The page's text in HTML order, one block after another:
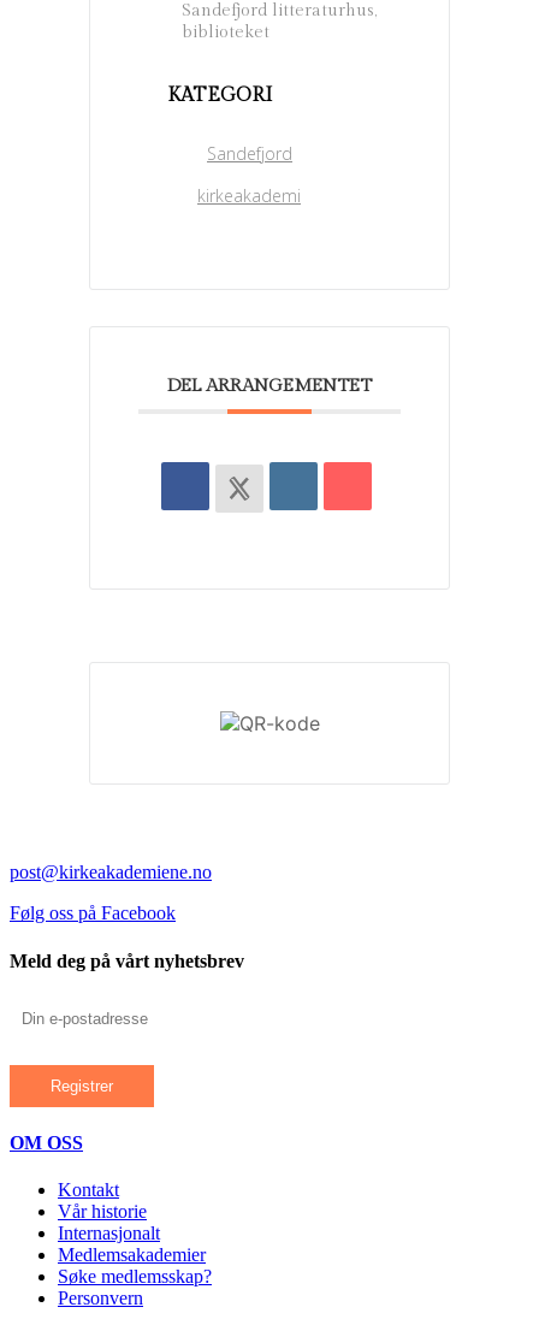
Sandefjord litteraturhus,
biblioteket
KATEGORI
Sandefjord
kirkeakademi
DEL ARRANGEMENTET
post@kirkeakademiene.no
Følg oss på Facebook
Meld deg på vårt nyhetsbrev
OM OSS
Kontakt
Vår historie
Internasjonalt
Medlemsakademier
Søke medlemsskap?
Personvern